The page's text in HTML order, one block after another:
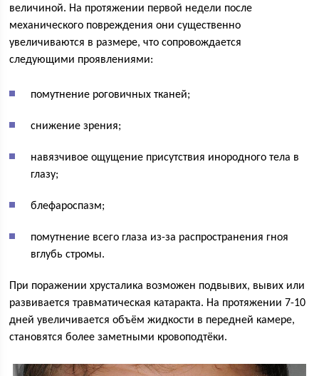
величиной. На протяжении первой недели после
механического повреждения они существенно
увеличиваются в размере, что сопровождается
следующими проявлениями:
помутнение роговичных тканей;
снижение зрения;
навязчивое ощущение присутствия инородного тела в
глазу;
блефароспазм;
помутнение всего глаза из-за распространения гноя
вглубь стромы.
При поражении хрусталика возможен подвывих, вывих или
развивается травматическая катаракта. На протяжении 7-10
дней увеличивается объём жидкости в передней камере,
становятся более заметными кровоподтёки.